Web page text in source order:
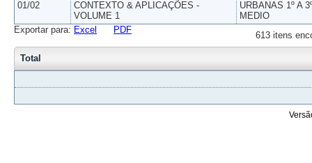
01/02
CONTEXTO & APLICAÇÕES -
VOLUME 1
URBANAS 1º A
MEDIO
613 itens
Exportar para: Excel PDF
Total